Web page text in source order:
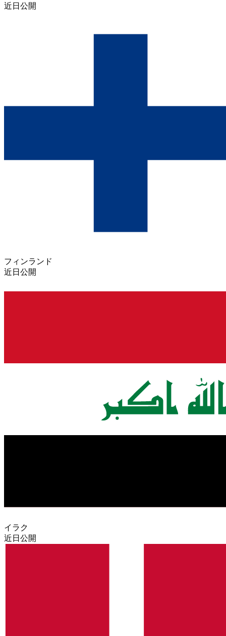
近日公開
フィンランド
近日公開
イラク
近日公開